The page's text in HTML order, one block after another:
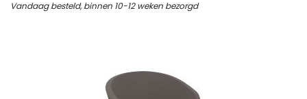
Vandaag besteld, binnen 10-12 weken bezorgd